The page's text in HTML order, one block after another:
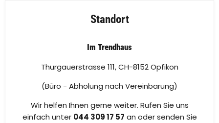
Standort
Im Trendhaus
Thurgauerstrasse 111, CH-8152 Opfikon
(Büro - Abholung nach Vereinbarung)
Wir helfen Ihnen gerne weiter. Rufen Sie uns
einfach unter 044 309 17 57 an oder senden Sie